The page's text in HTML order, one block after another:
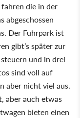
die in der
abgeschossen
Der Fuhrpark ist
gibt’s später zur
und in drei
sind voll auf
aber nicht viel aus.
aber auch etwas
bieten einen